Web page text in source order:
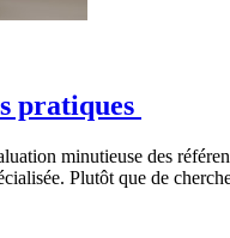
pratiques
minutieuse des
Plutôt que de